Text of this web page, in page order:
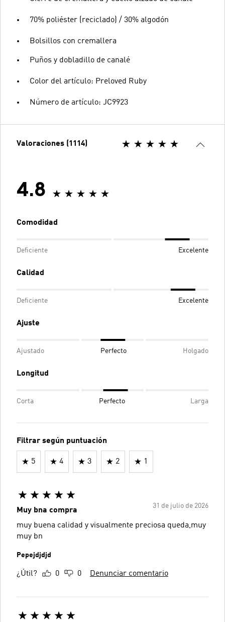
70% poliéster (reciclado) / 30% algodón
Bolsillos con cremallera
Puños y dobladillo de canalé
Color del artículo: Preloved Ruby
Número de artículo: JC9923
Valoraciones (1114)
4.8
Comodidad
Deficiente Excelente
Calidad
Deficiente Excelente
Ajuste
Ajustado Perfecto Holgado
Longitud
Corta Perfecto Larga
Filtrar según puntuación
5 4 3 2 1
31 de julio de 2026
Muy bna compra
muy buena calidad y visualmente preciosa queda,muy
muy bn
Pepejdjdjd
¿Útil? 0 0 Denunciar comentario